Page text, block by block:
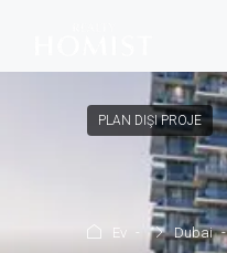
PLAN DIŞI PROJE
Ev Dubai